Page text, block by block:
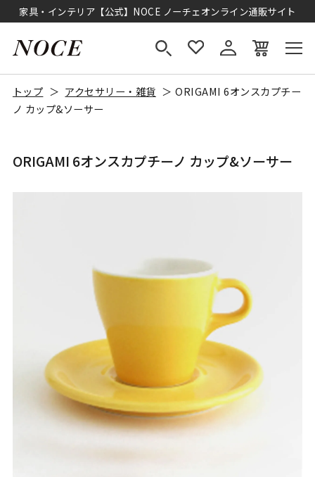
家具・インテリア【公式】NOCE ノーチェオンライン通販サイト
トップ アクセサリー・雑貨
ORIGAMI 6オンスカプチー
ノ カップ&ソーサー
ORIGAMI 6オンスカプチーノ カップ&ソーサー